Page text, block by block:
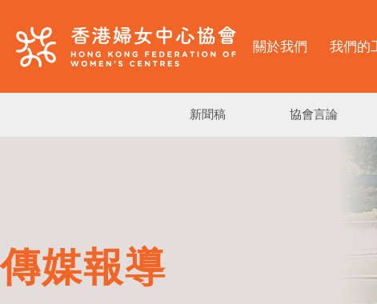
關於我們 我們的
新聞稿 協會言論
傳媒報導